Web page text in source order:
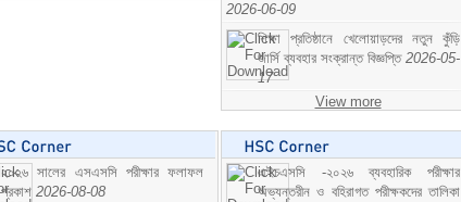
2026-06-09
শিক্ষা প্রতিষ্ঠানে খেলোয়াড়দের নতুন কুঁড়ি
জার্সি ব্যবহার সংক্রান্ত বিজ্ঞপ্তি 2026-05-
17
View more
২০২৬ সালের এসএসসি পরীক্ষার ফলাফল
প্রকাশ 2026-08-08
এইচএসসি -২০২৬ ব্যবহারিক পরীক্ষার
অভ্যন্তরীন ও বহিরাগত পরীক্ষকদের তালিকা